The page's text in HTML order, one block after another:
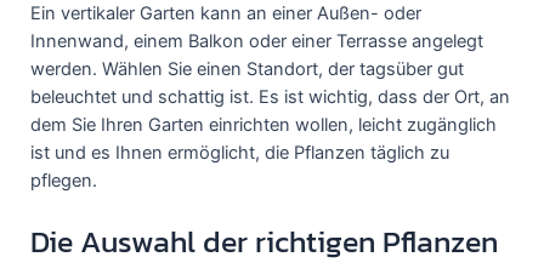
Ein vertikaler Garten kann an einer Außen- oder
Innenwand, einem Balkon oder einer Terrasse angelegt
werden. Wählen Sie einen Standort, der tagsüber gut
beleuchtet und schattig ist. Es ist wichtig, dass der Ort, an
dem Sie Ihren Garten einrichten wollen, leicht zugänglich
ist und es Ihnen ermöglicht, die Pflanzen täglich zu
pflegen.
Die Auswahl der richtigen Pflanzen